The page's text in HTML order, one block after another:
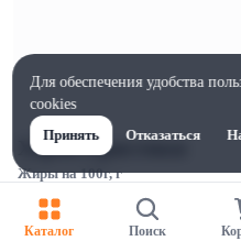
Характеристики
Жиры на 100г, г
Ширина, мм
Каталог Поиск
Для обеспечения удобства
cookies
Принять
Отказаться